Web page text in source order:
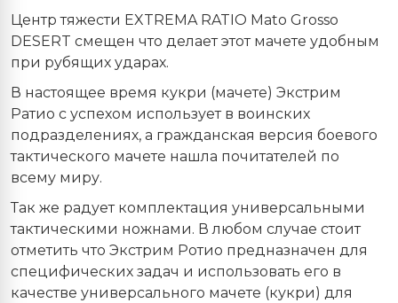
Центр тяжести EXTREMA RATIO Mato Grosso
DESERT смещен что делает этот мачете удобным
при рубящих ударах.
В настоящее время кукри (мачете) Экстрим
Ратио с успехом использует в воинских
подразделениях, а гражданская версия боевого
тактического мачете нашла почитателей по
всему миру.
Так же радует комплектация универсальными
тактическими ножнами. В любом случае стоит
отметить что Экстрим Ротио предназначен для
специфических задач и использовать его в
качестве универсального мачете (кукри) для